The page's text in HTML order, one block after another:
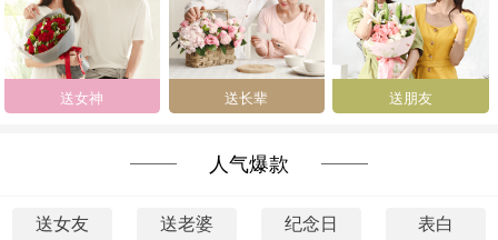
送女神 送长辈 送朋友
人气爆款
送女友 送老婆 纪念日 表白